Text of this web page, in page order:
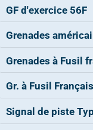
GF d'exercice 56F
Grenades
Grenades à Fusil
Gr. à Fusil
Signal de piste